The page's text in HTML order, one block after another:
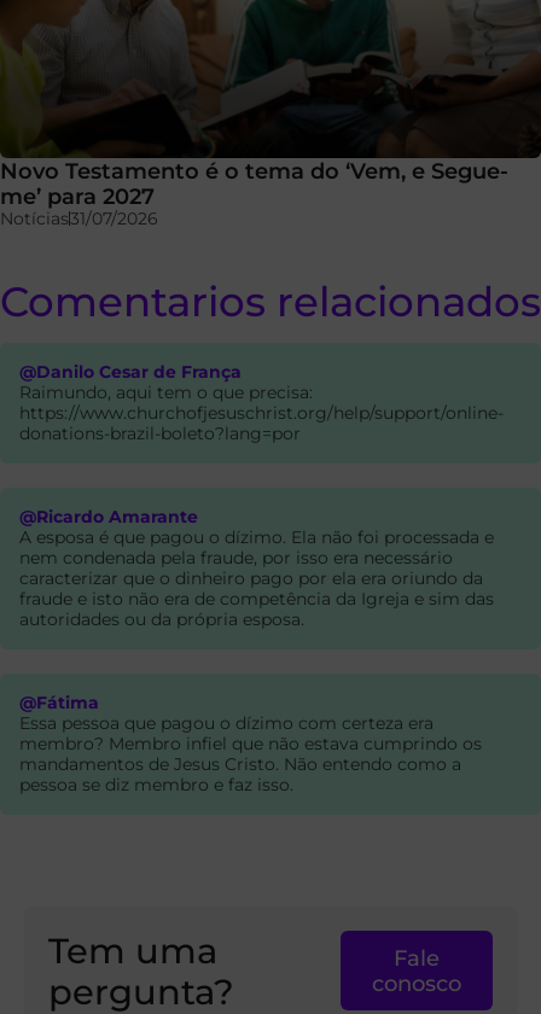
Novo Testamento é o tema do ‘Vem, e Segue-
me’ para 2027
Notícias31/07/2026
Comentarios relacionados
@Danilo Cesar de França
Raimundo, aqui tem o que precisa:
https://www.churchofjesuschrist.org/help/support/online-
donations-brazil-boleto?lang=por
@Ricardo Amarante
A esposa é que pagou o dízimo. Ela não foi processada e
nem condenada pela fraude, por isso era necessário
caracterizar que o dinheiro pago por ela era oriundo da
fraude e isto não era de competência da Igreja e sim das
autoridades ou da própria esposa.
@Fátima
Essa pessoa que pagou o dízimo com certeza era
membro? Membro infiel que não estava cumprindo os
mandamentos de Jesus Cristo. Não entendo como a
pessoa se diz membro e faz isso.
Tem uma
pergunta?
Fale
conosco